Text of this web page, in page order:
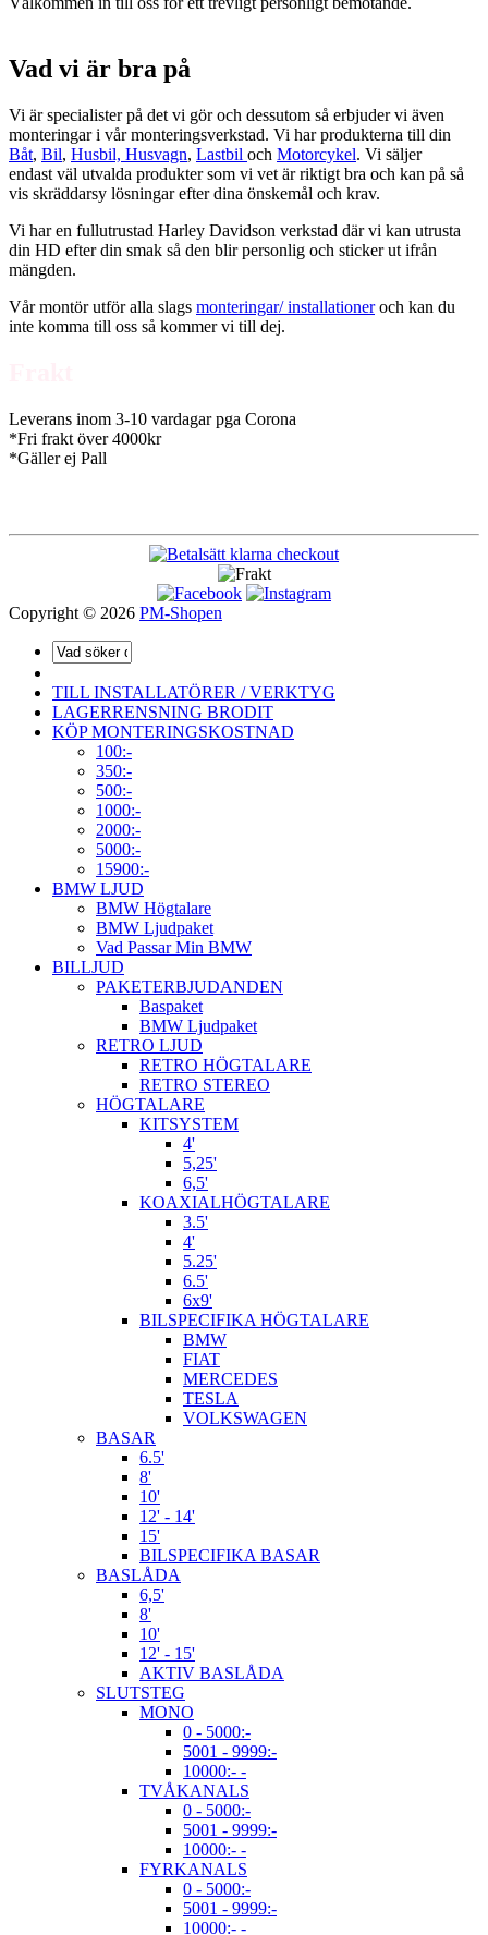
Vad vi är bra på
Vi är specialister på det vi gör och dessutom så erbjuder vi även
monteringar i vår monteringsverkstad. Vi har produkterna till din
Båt, Bil, Husbil, Husvagn, Lastbil och Motorcykel. Vi säljer
endast väl utvalda produkter som vi vet är riktigt bra och kan på så
vis skräddarsy lösningar efter dina önskemål och krav.
Vi har en fullutrustad Harley Davidson verkstad där vi kan utrusta
din HD efter din smak så den blir personlig och sticker ut ifrån
mängden.
Vår montör utför alla slags monteringar/ installationeroch kan du
inte komma till oss så kommer vi till dej.
Leverans inom 3-10 vardagar pga Corona
*Fri frakt över 4000kr
*Gäller ej Pall
Copyright © 2026 PM-Shopen
TILL INSTALLATÖRER / VERKTYG
LAGERRENSNING BRODIT
KÖP MONTERINGSKOSTNAD
100:-
350:-
500:-
1000:-
2000:-
5000:-
15900:-
BMW LJUD
BMW Högtalare
BMW Ljudpaket
Vad Passar Min BMW
BILLJUD
PAKETERBJUDANDEN
Baspaket
BMW Ljudpaket
RETRO LJUD
RETRO HÖGTALARE
RETRO STEREO
HÖGTALARE
KITSYSTEM
4'
5,25'
6,5'
KOAXIALHÖGTALARE
3.5'
4'
5.25'
6.5'
6x9'
BILSPECIFIKA HÖGTALARE
BMW
FIAT
MERCEDES
TESLA
VOLKSWAGEN
BASAR
6.5'
8'
10'
12' - 14'
15'
BILSPECIFIKA BASAR
BASLÅDA
6,5'
8'
10'
12' - 15'
AKTIV BASLÅDA
SLUTSTEG
MONO
0 - 5000:-
5001 - 9999:-
10000:- -
TVÅKANALS
0 - 5000:-
5001 - 9999:-
10000:- -
FYRKANALS
0 - 5000:-
5001 - 9999:-
10000:- -